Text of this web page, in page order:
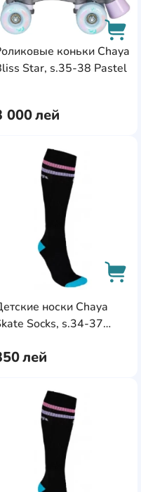
коньки Chaya
Bliss Star, s.35-38 Pastel
000лей
носки Chaya
Socks, s.34-37
лей